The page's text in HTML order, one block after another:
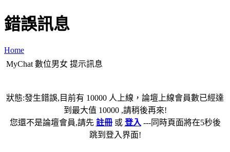
錯誤訊息
Home
MyChat 數位男女 提示訊息
狀態:發生錯誤,目前有 10000 人上線，論壇上線會員數已經達
到最大值 10000 ,請稍後再來!
您還不是論壇會員,請先 註冊或 登入 ---同時頁面將在5秒後
跳到登入界面!